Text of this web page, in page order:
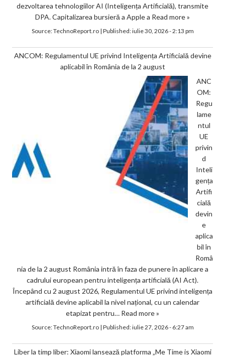
dezvoltarea tehnologiilor AI (Inteligența Artificială), transmite
DPA. Capitalizarea bursieră a Apple a Read more »
Source:TechnoReport.ro| Published:iulie 30, 2026 - 2:13 pm
ANCOM: Regulamentul UE privind Inteligența Artificială devine
aplicabil în România de la 2 august
ANC
OM:
Regu
lame
ntul
UE
privin
d
Inteli
gența
Artifi
cială
devin
e
aplica
bil în
Româ
nia de la 2 august România intră în faza de punere în aplicare a
cadrului european pentru inteligența artificială (AI Act).
Începând cu 2 august 2026, Regulamentul UE privind inteligența
artificială devine aplicabil la nivel național, cu un calendar
etapizat pentru… Read more »
Source:TechnoReport.ro| Published:iulie 27, 2026 - 6:27 am
Liber la timp liber: Xiaomi lansează platforma „Me Time is Xiaomi